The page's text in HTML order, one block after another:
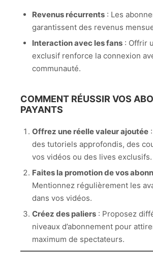
Revenus récurrents: Les
garantissent des revenus
Interaction avec les fans: Offrir
exclusif renforce la connexion
communauté.
COMMENT RÉUSSIR VOS
PAYANTS
Offrez une réelle valeur ajoutée:
des tutoriels approfondis, des
vos vidéos ou des lives exclusifs.
Faites la promotion de vos
Mentionnez régulièrement les
dans vos vidéos.
Créez des paliers: Proposez
niveaux d’abonnement pour
maximum de spectateurs.